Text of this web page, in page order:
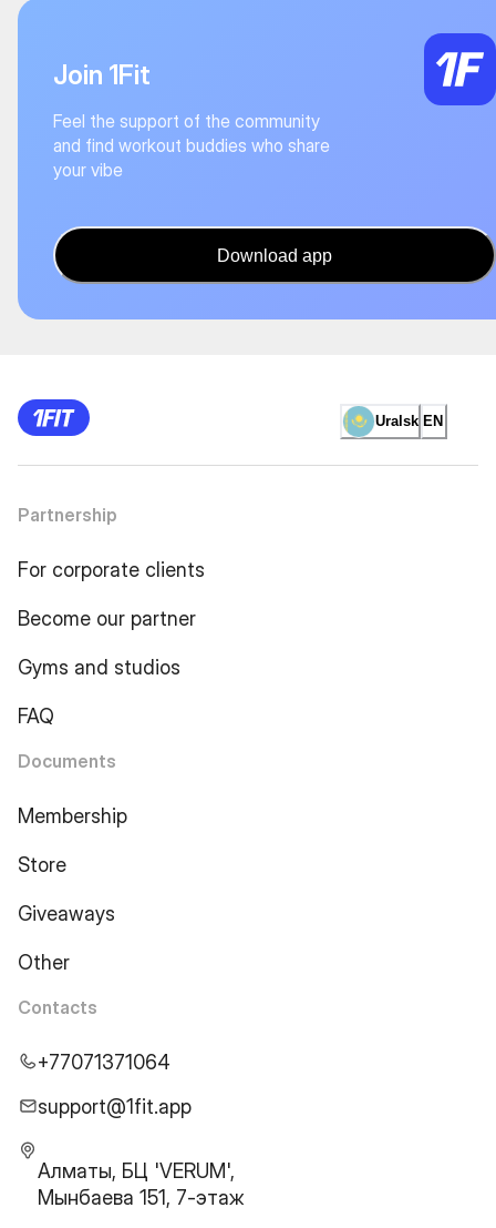
Join 1Fit
Feel the support of the community
and find workout buddies who share
your vibe
Download app
Uralsk EN
Partnership
For corporate clients
Become our partner
Gyms and studios
FAQ
Documents
Membership
Store
Giveaways
Other
Contacts
+77071371064
support@1fit.app
Алматы, БЦ 'VERUM',
Мынбаева 151, 7-этаж